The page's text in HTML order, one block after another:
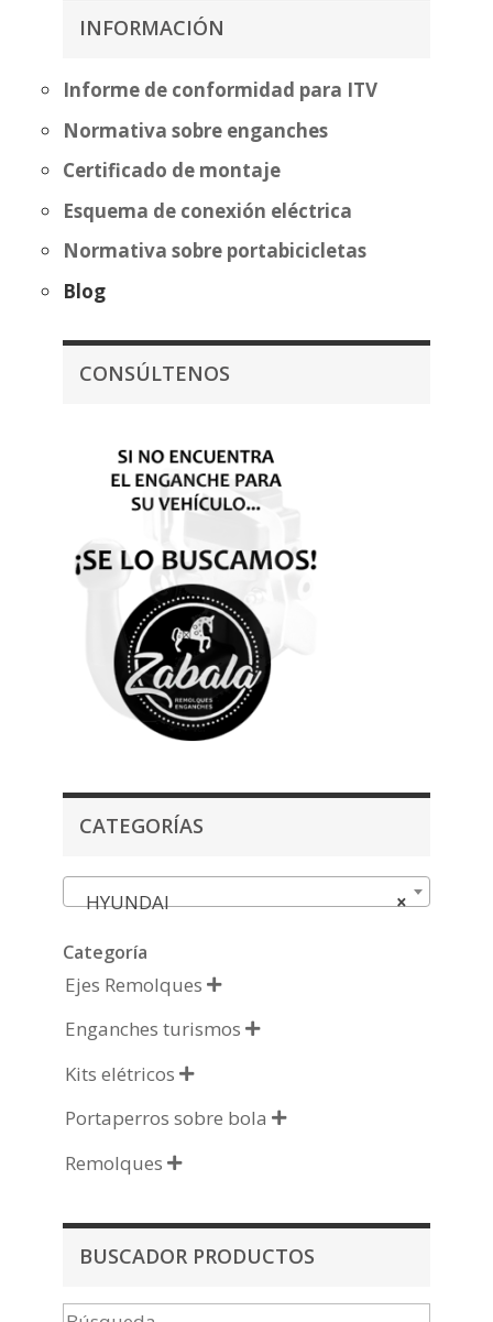
INFORMACIÓN
Informe de conformidad para ITV
Normativa sobre enganches
Certificado de montaje
Esquema de conexión eléctrica
Normativa sobre portabicicletas
Blog
CONSÚLTENOS
CATEGORÍAS
×
HYUNDAI
Categoría
Ejes Remolques 
Enganches turismos 
Kits elétricos 
Portaperros sobre bola 
Remolques 
BUSCADOR PRODUCTOS